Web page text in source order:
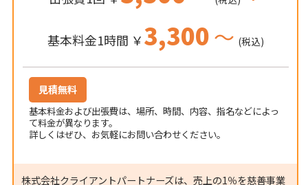
基本料金1時間 ￥3,300～ (税込)
見積無料
基本料金および出張費は、場所、時間、内容、指名などによっ
て料金が異なります。
詳しくはぜひ、お気軽にお問い合わせください。
株式会社クライアントパートナーズは、売上の1％を慈善事業